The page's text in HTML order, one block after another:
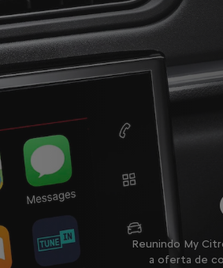
Reunindo My
a oferta de